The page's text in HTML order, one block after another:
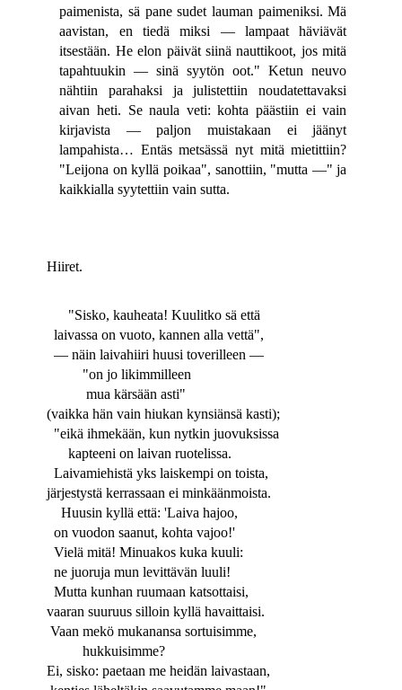
paimenista, sä pane sudet lauman paimeniksi. Mä
aavistan, en tiedä miksi — lampaat häviävät
itsestään. He elon päivät siinä nauttikoot, jos mitä
tapahtuukin — sinä syytön oot." Ketun neuvo
nähtiin parahaksi ja julistettiin noudatettavaksi
aivan heti. Se naula veti: kohta päästiin ei vain
kirjavista — paljon muistakaan ei jäänyt
lampahista… Entäs metsässä nyt mitä mietittiin?
"Leijona on kyllä poikaa", sanottiin, "mutta —" ja
kaikkialla syytettiin vain sutta.
Hiiret.
"Sisko, kauheata! Kuulitko sä että
laivassa on vuoto, kannen alla vettä",
— näin laivahiiri huusi toverilleen —
"on jo likimmilleen
mua kärsään asti"
(vaikka hän vain hiukan kynsiänsä kasti);
"eikä ihmekään, kun nytkin juovuksissa
kapteeni on laivan ruotelissa.
Laivamiehistä yks laiskempi on toista,
järjestystä kerrassaan ei minkäänmoista.
Huusin kyllä että: 'Laiva hajoo,
on vuodon saanut, kohta vajoo!'
Vielä mitä! Minuakos kuka kuuli:
ne juoruja mun levittävän luuli!
Mutta kunhan ruumaan katsottaisi,
vaaran suuruus silloin kyllä havaittaisi.
Vaan mekö mukanansa sortuisimme,
hukkuisimme?
Ei, sisko: paetaan me heidän laivastaan,